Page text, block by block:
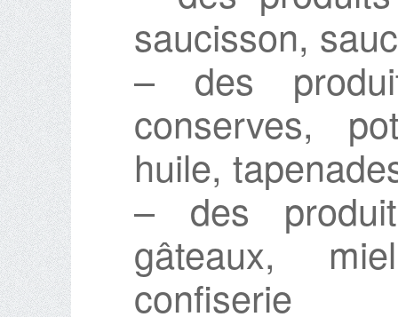
saucisson,
– des
conserves,
huile,
– des
gâteaux,
confiserie